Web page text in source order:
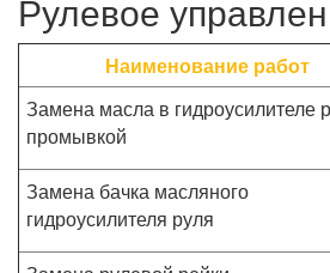
Рулевое
Наименование работ
Замена масла в гидроусилителе
промывкой
Замена бачка масляного
гидроусилителя руля